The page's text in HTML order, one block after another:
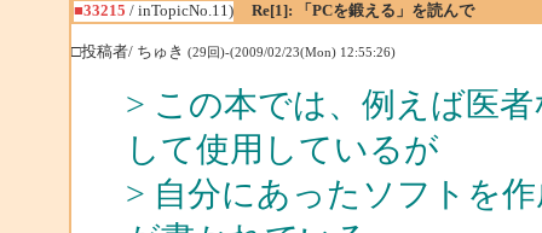
■33215 / inTopicNo.11) Re[1]: 「PCを鍛える」を読んで
□投稿者/ ちゅき (29回)-(2009/02/23(Mon) 12:55:26)
> この本では、例えば医
して使用しているが
> 自分にあったソフトを